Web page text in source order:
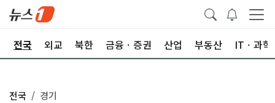
전국 외교 북한 금융ㆍ증권 산업 부동산 ITㆍ과학
전국 경기